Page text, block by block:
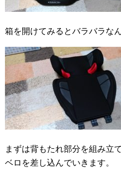
箱を開けてみるとバラバラな
まずは背もたれ部分を組み立
ベロを差し込んでいきます。